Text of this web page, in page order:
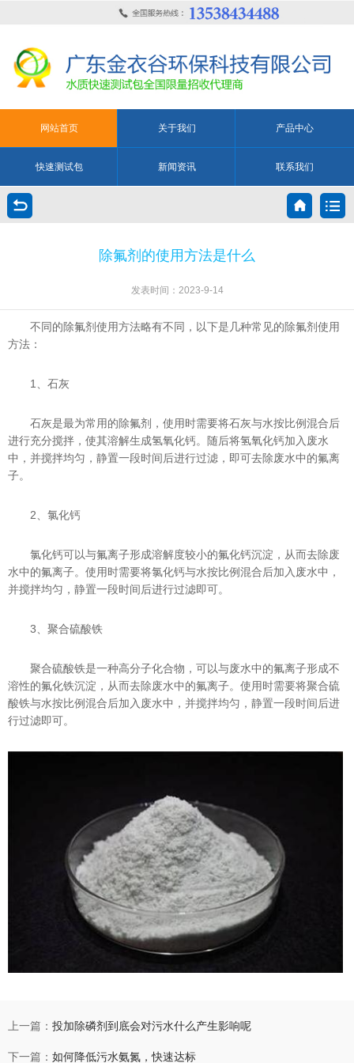
网站首页 关于我们 产品中心
快速测试包 新闻资讯 联系我们
除氟剂的使用方法是什么
发表时间：2023-9-14
不同的除氟剂使用方法略有不同，以下是几种常见的除氟剂使用
方法：
1、石灰
石灰是最为常用的除氟剂，使用时需要将石灰与水按比例混合后
进行充分搅拌，使其溶解生成氢氧化钙。随后将氢氧化钙加入废水
中，并搅拌均匀，静置一段时间后进行过滤，即可去除废水中的氟离
子。
2、氯化钙
氯化钙可以与氟离子形成溶解度较小的氟化钙沉淀，从而去除废
水中的氟离子。使用时需要将氯化钙与水按比例混合后加入废水中，
并搅拌均匀，静置一段时间后进行过滤即可。
3、聚合硫酸铁
聚合硫酸铁是一种高分子化合物，可以与废水中的氟离子形成不
溶性的氟化铁沉淀，从而去除废水中的氟离子。使用时需要将聚合硫
酸铁与水按比例混合后加入废水中，并搅拌均匀，静置一段时间后进
行过滤即可。
上一篇： 投加除磷剂到底会对污水什么产生影响呢
下一篇： 如何降低污水氨氮，快速达标